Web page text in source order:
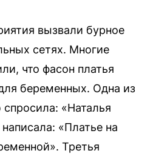
вызвали бурное
сетях. Многие
что фасон платья
беременных. Одна из
«Наталья
«Платье на
Третья